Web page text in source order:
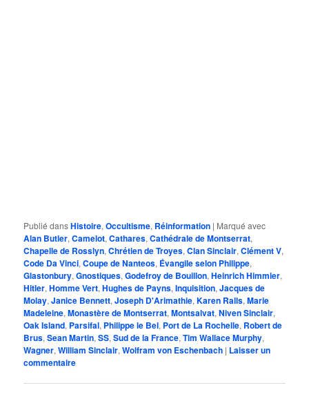
Publié dansHistoire,Occultisme, Réinformation | Marqué avec
Alan Butler,Camelot,Cathares,Cathédrale de Montserrat,
Chapelle de Rosslyn,Chrétien de Troyes,Clan Sinclair,Clément V,
Code Da Vinci,Coupe de Nanteos, Évangile selon Philippe,
Glastonbury,Gnostiques,Godefroy de Bouillon,Heinrich Himmler,
Hitler,Homme Vert,Hughes de Payns,Inquisition,Jacques de
Molay,Janice Bennett,Joseph D'Arimathie,Karen Ralls,Marie
Madeleine,Monastère de Montserrat,Montsalvat,Niven Sinclair,
Oak Island, Parsifal, Philippe le Bel, Port de La Rochelle, Robert de
Brus,Sean Martin,SS,Sud de la France,Tim Wallace Murphy,
Wagner,William Sinclair,Wolfram von Eschenbach | Laisser un
commentaire